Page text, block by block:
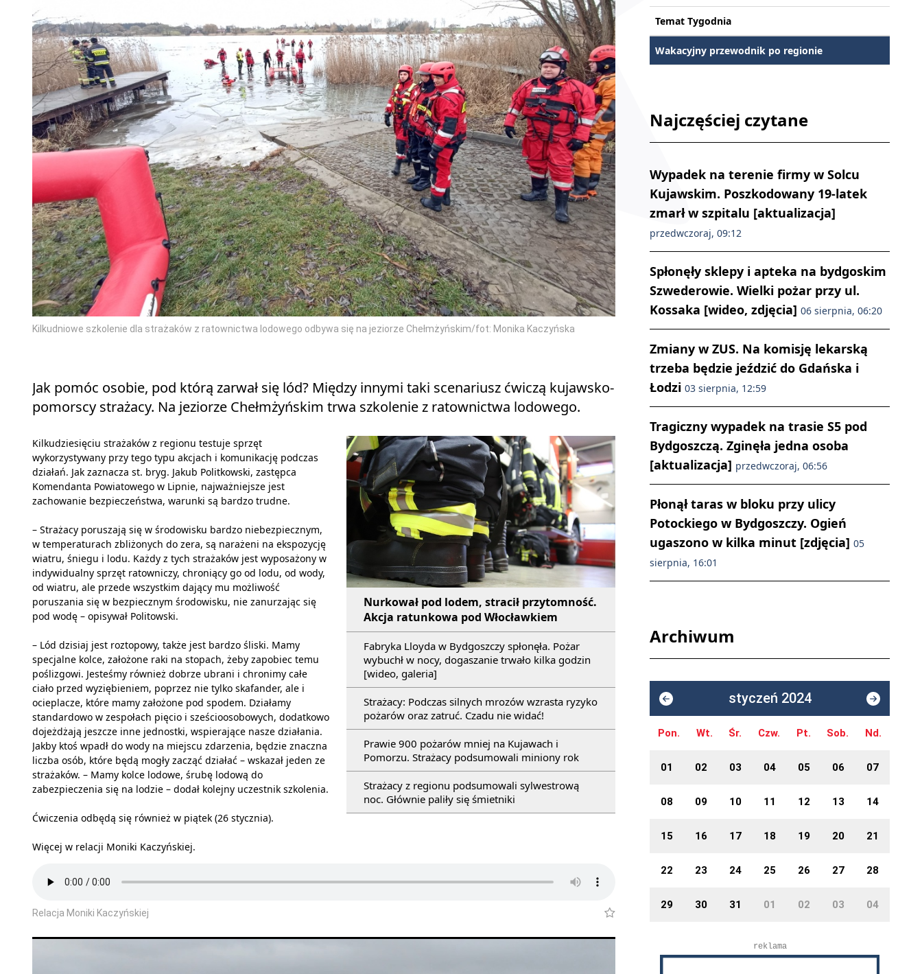
Kilkudniowe szkolenie dla strażaków z ratownictwa lodowego odbywa się na jeziorze Chełmżyńskim/fot: Monika Kaczyńska
Jak pomóc osobie, pod którą zarwał się lód? Między innymi taki scenariusz ćwiczą kujawsko-
pomorscy strażacy. Na jeziorze Chełmżyńskim trwa szkolenie z ratownictwa lodowego.
Nurkował pod lodem, stracił przytomność.
Akcja ratunkowa pod Włocławkiem
Fabryka Lloyda w Bydgoszczy spłonęła. Pożar
wybuchł w nocy, dogaszanie trwało kilka godzin
[wideo, galeria]
Strażacy: Podczas silnych mrozów wzrasta ryzyko
pożarów oraz zatruć. Czadu nie widać!
Prawie 900 pożarów mniej na Kujawach i
Pomorzu. Strażacy podsumowali miniony rok
Strażacy z regionu podsumowali sylwestrową
noc. Głównie paliły się śmietniki
Kilkudziesięciu strażaków z regionu testuje sprzęt
wykorzystywany przy tego typu akcjach i komunikację podczas
działań. Jak zaznacza st. bryg. Jakub Politkowski, zastępca
Komendanta Powiatowego w Lipnie, najważniejsze jest
zachowanie bezpieczeństwa, warunki są bardzo trudne.
– Strażacy poruszają się w środowisku bardzo niebezpiecznym,
w temperaturach zbliżonych do zera, są narażeni na ekspozycję
wiatru, śniegu i lodu. Każdy z tych strażaków jest wyposażony w
indywidualny sprzęt ratowniczy, chroniący go od lodu, od wody,
od wiatru, ale przede wszystkim dający mu możliwość
poruszania się w bezpiecznym środowisku, nie zanurzając się
pod wodę – opisywał Politowski.
– Lód dzisiaj jest roztopowy, także jest bardzo śliski. Mamy
specjalne kolce, założone raki na stopach, żeby zapobiec temu
poślizgowi. Jesteśmy również dobrze ubrani i chronimy całe
ciało przed wyziębieniem, poprzez nie tylko skafander, ale i
ocieplacze, które mamy założone pod spodem. Działamy
standardowo w zespołach pięcio i sześcioosobowych, dodatkowo
dojeżdżają jeszcze inne jednostki, wspierające nasze działania.
Jakby ktoś wpadł do wody na miejscu zdarzenia, będzie znaczna
liczba osób, które będą mogły zacząć działać – wskazał jeden ze
strażaków. – Mamy kolce lodowe, śrubę lodową do
zabezpieczenia się na lodzie – dodał kolejny uczestnik szkolenia.
Ćwiczenia odbędą się również w piątek (26 stycznia).
Więcej w relacji Moniki Kaczyńskiej.
Relacja Moniki Kaczyńskiej
Temat Tygodnia
Wakacyjny przewodnik po regionie
Najczęściej czytane
Wypadek na terenie firmy w Solcu
Kujawskim. Poszkodowany 19-latek
zmarł w szpitalu [aktualizacja]
przedwczoraj, 09:12
Spłonęły sklepy i apteka na bydgoskim
Szwederowie. Wielki pożar przy ul.
Kossaka [wideo, zdjęcia] 06 sierpnia, 06:20
Zmiany w ZUS. Na komisję lekarską
trzeba będzie jeździć do Gdańska i
Łodzi 03 sierpnia, 12:59
Tragiczny wypadek na trasie S5 pod
Bydgoszczą. Zginęła jedna osoba
[aktualizacja] przedwczoraj, 06:56
Płonął taras w bloku przy ulicy
Potockiego w Bydgoszczy. Ogień
ugaszono w kilka minut [zdjęcia] 05
sierpnia, 16:01
Archiwum
styczeń 2024
Pon. Wt. Śr. Czw. Pt. Sob. Nd.
01 02 03 04 05 06 07
08 09 10 11 12 13 14
15 16 17 18 19 20 21
22 23 24 25 26 27 28
29 30 31 01 02 03 04
reklama